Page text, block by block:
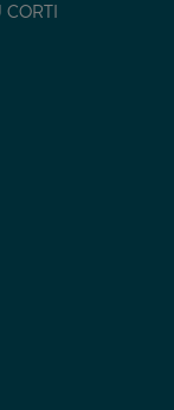
CORTI